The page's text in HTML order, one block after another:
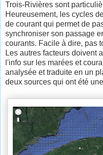
Trois-Rivières sont
Heureusement, les cycles
de courant qui permet de
synchroniser son passage
courants. Facile à dire, pas
Les autres facteurs doivent
l'info sur les marées et
analysée et traduite en un
deux sources qui ont été